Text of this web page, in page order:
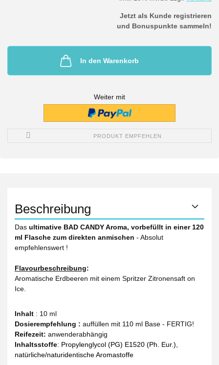
Jetzt als Kunde registrieren
und Bonuspunkte sammeln!
In den Warenkorb
Weiter mit
PRODUKT EMPFEHLEN
Beschreibung
Das ultimative BAD CANDY Aroma, vorbefüllt in einer 120
ml Flasche zum direkten anmischen - Absolut
empfehlenswert !
Flavourbeschreibung:
Aromatische Erdbeeren mit einem Spritzer Zitronensaft on
Ice.
Inhalt : 10 ml
Dosierempfehlung : auffüllen mit 110 ml Base - FERTIG!
Reifezeit: anwenderabhängig
Inhaltsstoffe: Propylenglycol (PG) E1520 (Ph. Eur.),
natürliche/naturidentische Aromastoffe